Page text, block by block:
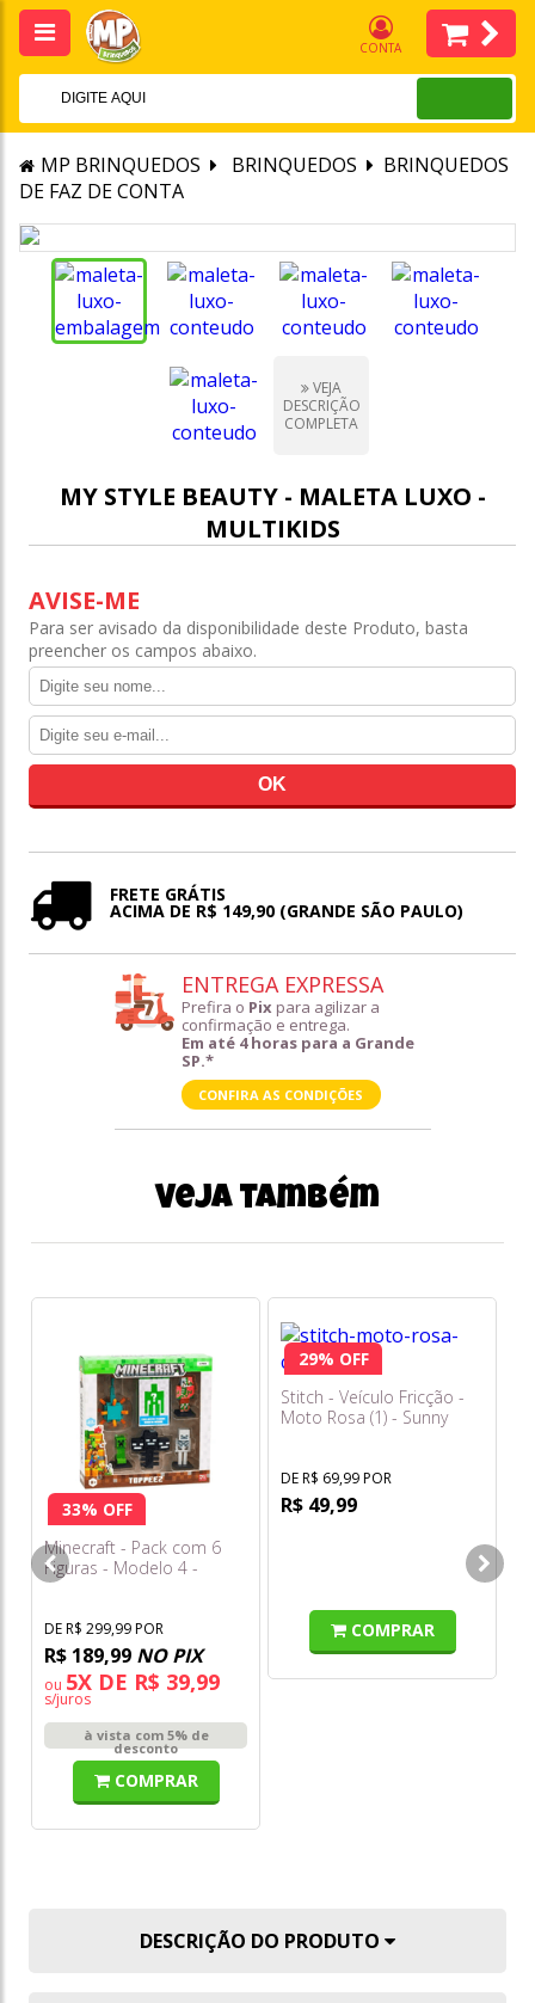
CONTA
MP BRINQUEDOS BRINQUEDOS
BRINQUEDOS
DE FAZ DE CONTA
VEJA
DESCRIÇÃO
COMPLETA
MY STYLE BEAUTY - MALETA LUXO -
MULTIKIDS
AVISE-ME
Para ser avisado da disponibilidade deste Produto, basta
preencher os campos abaixo.
FRETE GRÁTIS
ACIMA DE R$ 149,90 (GRANDE SÃO PAULO)
ENTREGA EXPRESSA
Prefira o Pix para agilizar a
confirmação e entrega.
Em até 4 horas para a Grande
SP.*
CONFIRA AS CONDIÇÕES
Veja também
33% OFF
Minecraft - Pack com 6
Figuras - Modelo 4 -
Multikids
DE R$ 299,99 POR
R$ 189,99 NO PIX
ou 5X DE R$ 39,99
s/juros
à vista com 5% de
desconto
COMPRAR
29% OFF
Stitch - Veículo Fricção -
Moto Rosa (1) - Sunny
DE R$ 69,99 POR
R$ 49,99
COMPRAR
DESCRIÇÃO DO PRODUTO